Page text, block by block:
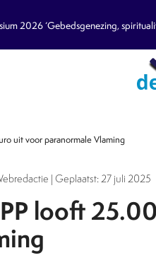
2026 ‘Gebedsgenezing,
uit voor paranormale Vlaming
| Geplaatst: 27 juli 2025
looft